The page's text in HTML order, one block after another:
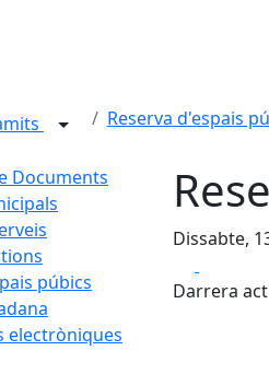
Reserva d'espais
Documents
púbics
electròniques
Dissabte,
Darrera